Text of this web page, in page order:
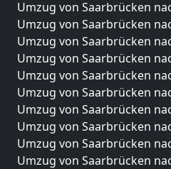
Umzug von Saarbrücken
Umzug von Saarbrücken
Umzug von Saarbrücken
Umzug von Saarbrücken
Umzug von Saarbrücken
Umzug von Saarbrücken
Umzug von Saarbrücken
Umzug von Saarbrücken
Umzug von Saarbrücken
Umzug von Saarbrücken